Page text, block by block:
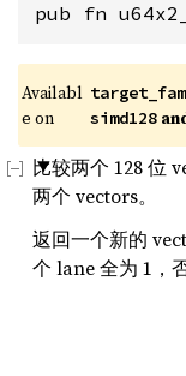
pub fn
Availabl
e on
simd128
比较两个 128 位
两个 vectors。
返回一个新的
个 lane 全为 1，